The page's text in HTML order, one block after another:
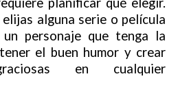
alguna serie o película
personaje que tenga la
el buen humor y crear
en cualquier